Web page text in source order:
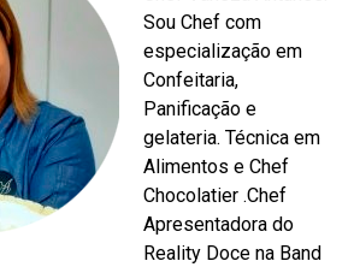
Sou Chef com
especialização em
Confeitaria,
Panificação e
gelateria. Técnica em
Alimentos e Chef
Chocolatier .Chef
Apresentadora do
Reality Doce na Band